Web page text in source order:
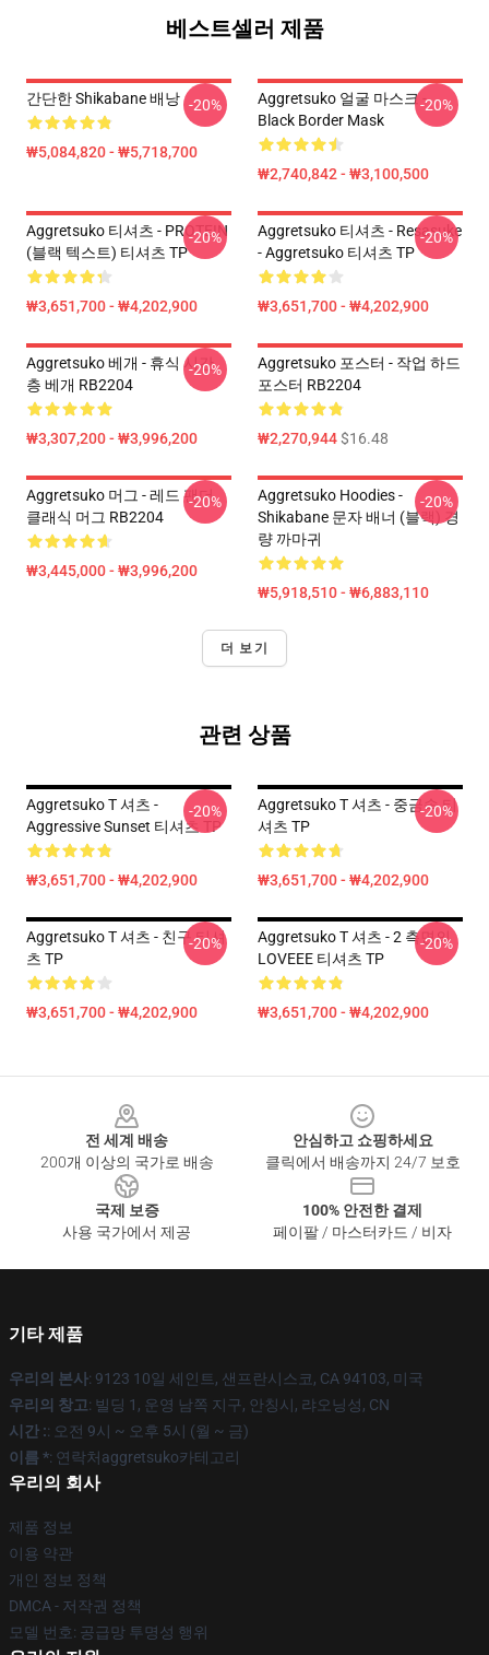
베스트셀러 제품
간단한 Shikabane 배낭
₩5,084,820 - ₩5,718,700
-20%
Aggretsuko 얼굴 마스크 -
Black Border Mask
₩2,740,842 - ₩3,100,500
-20%
Aggretsuko 티셔츠 - PROTEIN
(블랙 텍스트) 티셔츠 TP
₩3,651,700 - ₩4,202,900
-20%
Aggretsuko 티셔츠 - Resasuke
- Aggretsuko 티셔츠 TP
₩3,651,700 - ₩4,202,900
-20%
Aggretsuko 베개 - 휴식 시간
층 베개 RB2204
₩3,307,200 - ₩3,996,200
-20%
Aggretsuko 포스터 - 작업 하드
포스터 RB2204
₩2,270,944$16.48
Aggretsuko 머그 - 레드 팬더
클래식 머그 RB2204
₩3,445,000 - ₩3,996,200
-20%
Aggretsuko Hoodies -
Shikabane 문자 배너 (블랙) 경
량 까마귀
₩5,918,510 - ₩6,883,110
-20%
더 보기
관련 상품
Aggretsuko T 셔츠 -
Aggressive Sunset 티셔츠 TP
₩3,651,700 - ₩4,202,900
-20%
Aggretsuko T 셔츠 - 중금속 티
셔츠 TP
₩3,651,700 - ₩4,202,900
-20%
Aggretsuko T 셔츠 - 친구 티셔
츠 TP
₩3,651,700 - ₩4,202,900
-20%
Aggretsuko T 셔츠 - 2 측면의
LOVEEE 티셔츠 TP
₩3,651,700 - ₩4,202,900
-20%
전 세계 배송
200개 이상의 국가로 배송
안심하고 쇼핑하세요
클릭에서 배송까지 24/7 보호
국제 보증
사용 국가에서 제공
100% 안전한 결제
페이팔 / 마스터카드 / 비자
기타 제품
우리의 본사: 9123 10일 세인트, 샌프란시스코, CA 94103, 미국
우리의 창고: 빌딩 1, 운영 남쪽 지구, 안칭시, 랴오닝성, CN
시간 :: 오전 9시 ~ 오후 5시 (월 ~ 금)
이름 *: 연락처aggretsuko카테고리
우리의 회사
제품 정보
이용 약관
개인 정보 정책
DMCA - 저작권 정책
모델 번호: 공급망 투명성 행위